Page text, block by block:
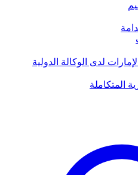
لدى الوكالة الدولية
المتكاملة